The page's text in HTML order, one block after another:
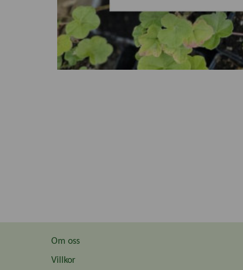
Om oss
Villkor